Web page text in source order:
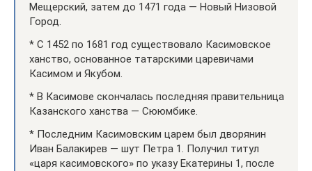
Мещерский, затем до 1471 года — Новый Низовой
Город.
* С 1452 по 1681 год существовало Касимовское
ханство, основанное татарскими царевичами
Касимом и Якубом.
* В Касимове скончалась последняя правительница
Казанского ханства — Сююмбике.
* Последним Касимовским царем был дворянин
Иван Балакирев — шут Петра 1. Получил титул
«царя касимовского» по указу Екатерины 1, после